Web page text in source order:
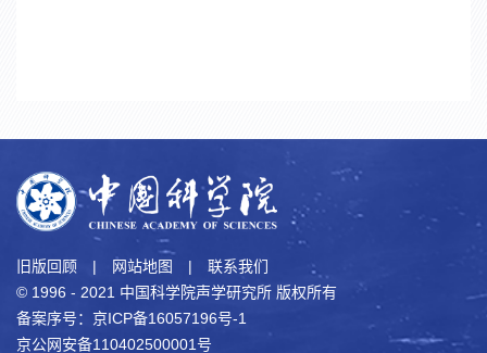
旧版回顾 | 网站地图 |
联系我们
© 1996 - 2021 中国科学院声学研究所 版权所有
备案序号：京ICP备16057196号-1
京公网安备110402500001号